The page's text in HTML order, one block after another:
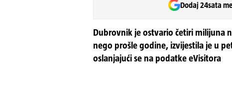
Dodaj 24sata
Dubrovnik je ostvario četiri milijuna
nego prošle godine, izvijestila je u
oslanjajući se na podatke eVisitora